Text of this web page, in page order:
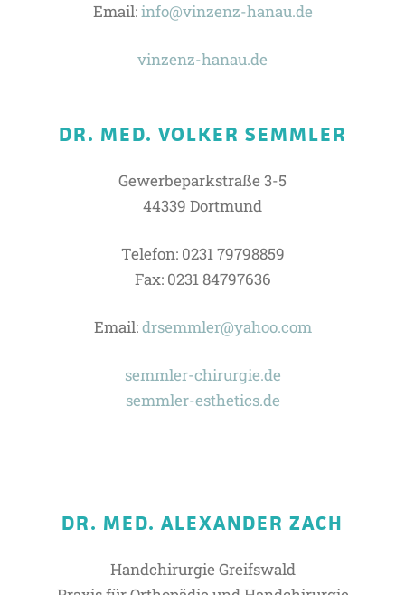
Email:info@vinzenz-hanau.de
vinzenz-hanau.de
DR. MED. VOLKER SEMMLER
Gewerbeparkstraße 3-5
44339 Dortmund
Telefon: 0231 79798859
Fax: 0231 84797636
Email:drsemmler@yahoo.com
semmler-chirurgie.de
semmler-esthetics.de
DR. MED. ALEXANDER ZACH
Handchirurgie Greifswald